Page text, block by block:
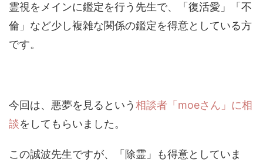
霊視をメインに鑑定を行う先生で、「復活愛」「不
倫」など少し複雑な関係の鑑定を得意としている方
です。
今回は、悪夢を見るという相談者「moeさん」に相
談をしてもらいました。
この誠波先生ですが、「除霊」も得意としていま